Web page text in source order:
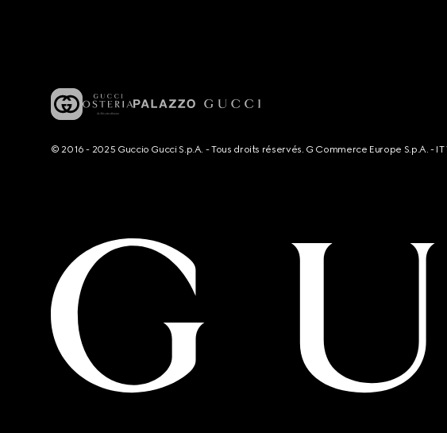
© 2016 - 2025 Guccio Gucci S.p.A. - Tous droits réservés. G Commerce Europe S.p.A. -